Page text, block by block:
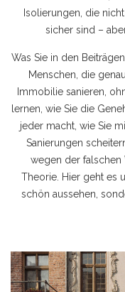
Isolierungen, die
sicher sind –
Was Sie in den
Menschen, die
Immobilie sanieren,
lernen, wie Sie die
jeder macht, wie Sie
Sanierungen
wegen der falschen
Theorie. Hier geht es
schön aussehen,